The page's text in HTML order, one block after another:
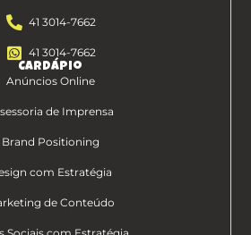
41 3014-7662
41 3014-7662
Cardápio
Anúncios Online
de Imprensa
Brand Positioning
com Estratégia
de Conteúdo